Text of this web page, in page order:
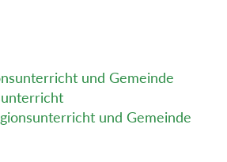
und Gemeinde
und Gemeinde